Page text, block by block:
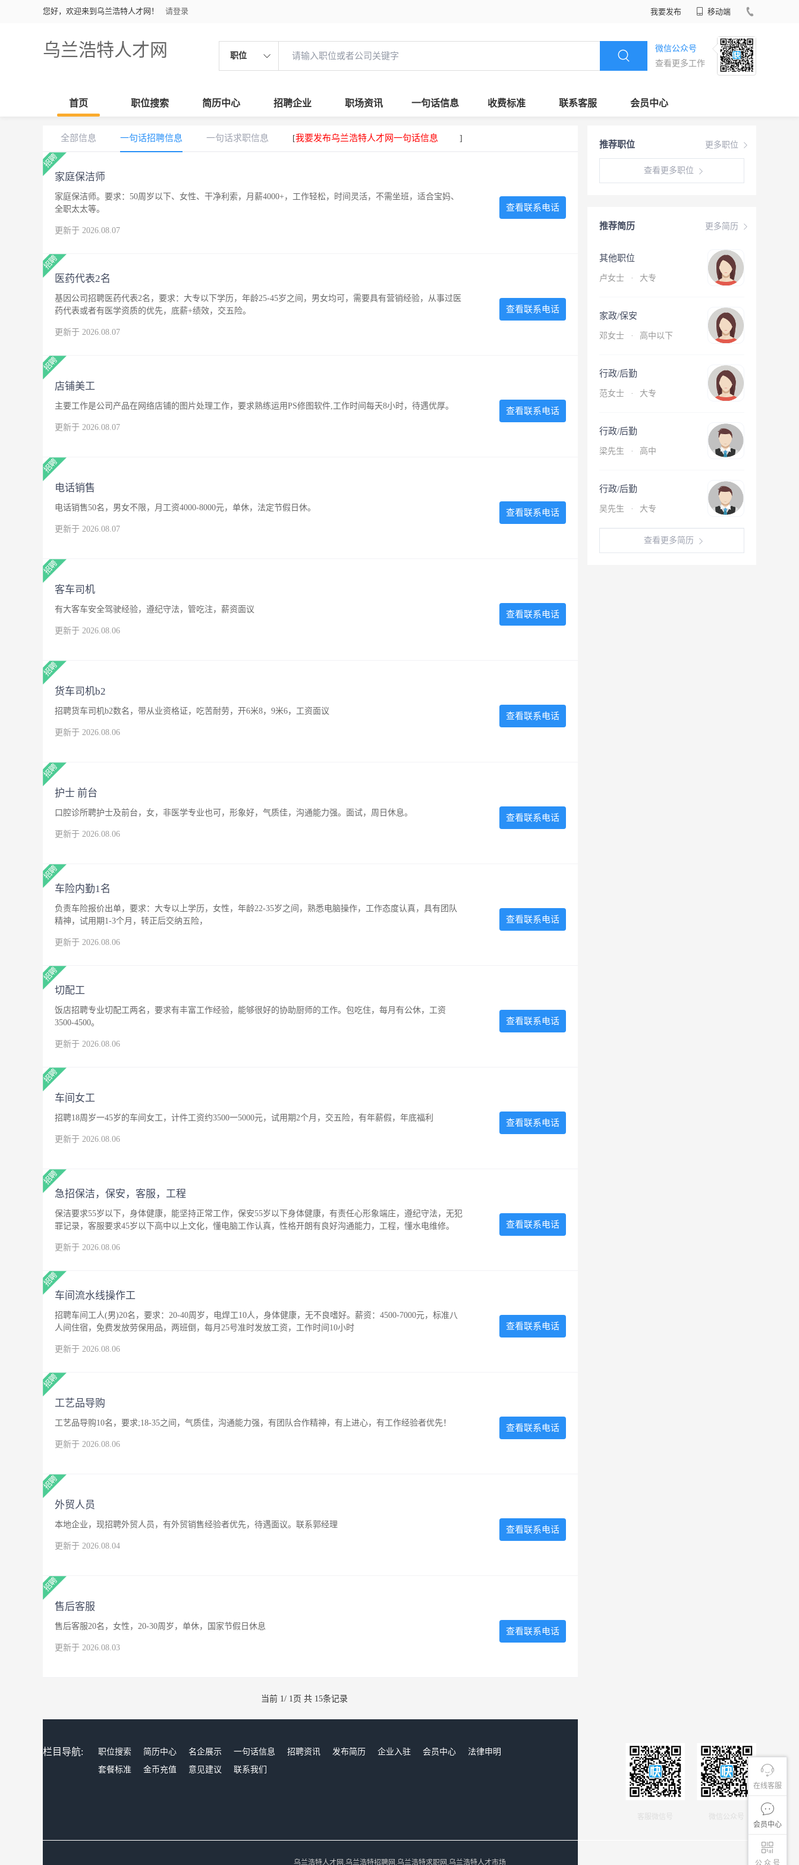
您好，欢迎来到乌兰浩特人才网！ 请登录 我要发布 移动端
乌兰浩特人才网 职位
微信公众号
查看更多工作
首页 职位搜索 简历中心 招聘企业 职场资讯 一句话信息 收费标准 联系客服 会员中心
在线客服
会员中心
公 众 号
更多职位
推荐职位
查看更多职位
更多简历
推荐简历
其他职位
卢女士 · 大专
家政/保安
邓女士 · 高中以下
行政/后勤
范女士 · 大专
行政/后勤
梁先生 · 高中
行政/后勤
吴先生 · 大专
查看更多简历
全部信息 一句话招聘信息 一句话求职信息 [我要发布乌兰浩特人才网一句话信息 ]
家庭保洁师
家庭保洁师。要求：50周岁以下、女性、干净利索，月薪4000+，工作轻松，时间灵活，不需坐班，适合宝妈、
全职太太等。
更新于 2026.08.07
查看联系电话
医药代表2名
基因公司招聘医药代表2名，要求：大专以下学历，年龄25-45岁之间，男女均可，需要具有营销经验，从事过医
药代表或者有医学资质的优先，底薪+绩效，交五险。
更新于 2026.08.07
查看联系电话
店铺美工
主要工作是公司产品在网络店铺的图片处理工作，要求熟练运用PS修图软件,工作时间每天8小时，待遇优厚。
更新于 2026.08.07
查看联系电话
电话销售
电话销售50名，男女不限，月工资4000-8000元，单休，法定节假日休。
更新于 2026.08.07
查看联系电话
客车司机
有大客车安全驾驶经验，遵纪守法，管吃注，薪资面议
更新于 2026.08.06
查看联系电话
货车司机b2
招聘货车司机b2数名，带从业资格证，吃苦耐劳，开6米8，9米6，工资面议
更新于 2026.08.06
查看联系电话
护士 前台
口腔诊所聘护士及前台，女，非医学专业也可，形象好，气质佳，沟通能力强。面试，周日休息。
更新于 2026.08.06
查看联系电话
车险内勤1名
负责车险报价出单，要求：大专以上学历，女性，年龄22-35岁之间，熟悉电脑操作，工作态度认真，具有团队
精神，试用期1-3个月，转正后交纳五险，
更新于 2026.08.06
查看联系电话
切配工
饭店招聘专业切配工两名，要求有丰富工作经验，能够很好的协助厨师的工作。包吃住，每月有公休，工资
3500-4500。
更新于 2026.08.06
查看联系电话
车间女工
招聘18周岁一45岁的车间女工，计件工资约3500一5000元，试用期2个月，交五险，有年薪假，年底福利
更新于 2026.08.06
查看联系电话
急招保洁，保安，客服，工程
保洁要求55岁以下，身体健康，能坚持正常工作，保安55岁以下身体健康，有责任心形象端庄，遵纪守法，无犯
罪记录，客服要求45岁以下高中以上文化，懂电脑工作认真，性格开朗有良好沟通能力，工程，懂水电维修。
更新于 2026.08.06
查看联系电话
车间流水线操作工
招聘车间工人(男)20名，要求：20-40周岁，电焊工10人，身体健康，无不良嗜好。薪资：4500-7000元，标准八
人间住宿，免费发放劳保用品，两班倒，每月25号准时发放工资，工作时间10小时
更新于 2026.08.06
查看联系电话
工艺品导购
工艺品导购10名，要求;18-35之间，气质佳，沟通能力强，有团队合作精神，有上进心，有工作经验者优先！
更新于 2026.08.06
查看联系电话
外贸人员
本地企业，现招聘外贸人员，有外贸销售经验者优先，待遇面议。联系郭经理
更新于 2026.08.04
查看联系电话
售后客服
售后客服20名，女性，20-30周岁，单休，国家节假日休息
更新于 2026.08.03
查看联系电话
当前 1/ 1页 共 15条记录
栏目导航: 职位搜索 简历中心 名企展示 一句话信息 招聘资讯 发布简历 企业入驻 会员中心
法律申明
套餐标准
金币充值 意见建议 联系我们
客服微信号
乌兰浩特人才网,乌兰浩特招聘网,乌兰浩特求职网,乌兰浩特人才市场